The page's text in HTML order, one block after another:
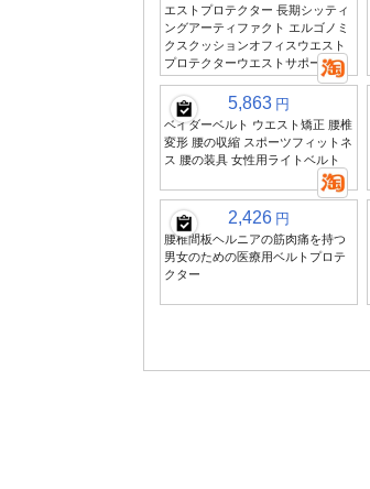
エストプロテクター 長期シッティ
ングアーティファクト エルゴノミ
クスクッションオフィスウエスト
プロテクターウエストサポート
5,863 円
ベイダーベルト ウエスト矯正 腰椎
変形 腰の収縮 スポーツフィットネ
ス 腰の装具 女性用ライトベルト
2,426 円
腰椎間板ヘルニアの筋肉痛を持つ
男女のための医療用ベルトプロテ
クター